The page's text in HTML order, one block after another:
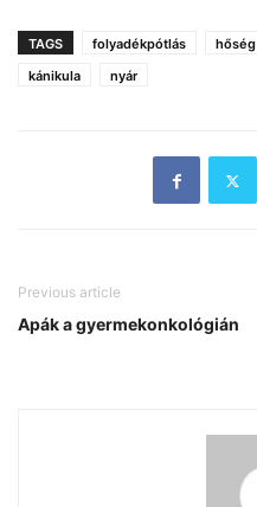
TAGS folyadékpótlás hőség
kánikula
nyár
Previous article
Apák a gyermekonkológián